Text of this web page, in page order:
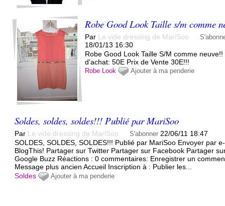
Robe Good Look Taille s/m comme
Par Le vide dressing de MariSoo
18/01/13 16:30
Robe Good Look Taille S/M comme neuve!!
d'achat: 50E Prix de Vente 30E!!!
Robe Look Ajouter à ma penderie
Soldes, soldes, soldes!!! Publié par MariSoo
Par Le vide dressing de MariSoo S'abonner 22/06/11 18:47
SOLDES, SOLDES, SOLDES!!! Publié par MariSoo Envoyer par
BlogThis! Partager sur Twitter Partager sur Facebook Partager
Google Buzz Réactions : 0 commentaires: Enregistrer un
Message plus ancien Accueil Inscription à : Publier les...
Soldes
Ajouter à ma penderie